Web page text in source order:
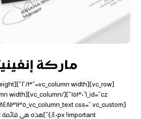
ماركة
٤٠px !important;}”]هذه هي قائمة المشاريع ...